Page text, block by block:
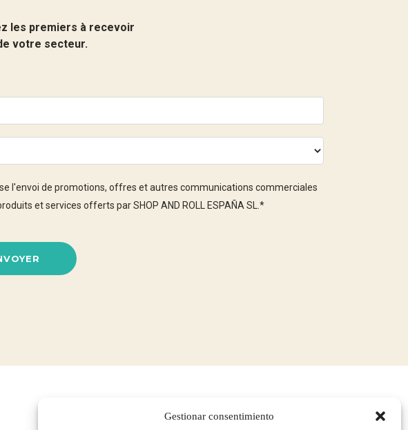
Gestionar consentimiento
les premiers à recevoir
votre secteur.
l'envoi de promotions, offres et autres communications commerciales
et services offerts par SHOP AND ROLL ESPAÑA SL.*